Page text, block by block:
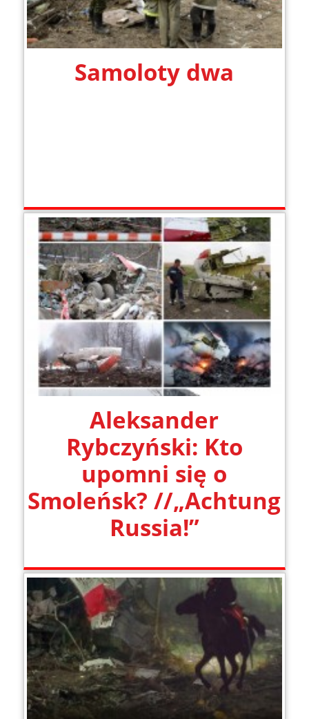
Samoloty dwa
Aleksander
Rybczyński: Kto
upomni się o
Smoleńsk? //„Achtung
Russia!”